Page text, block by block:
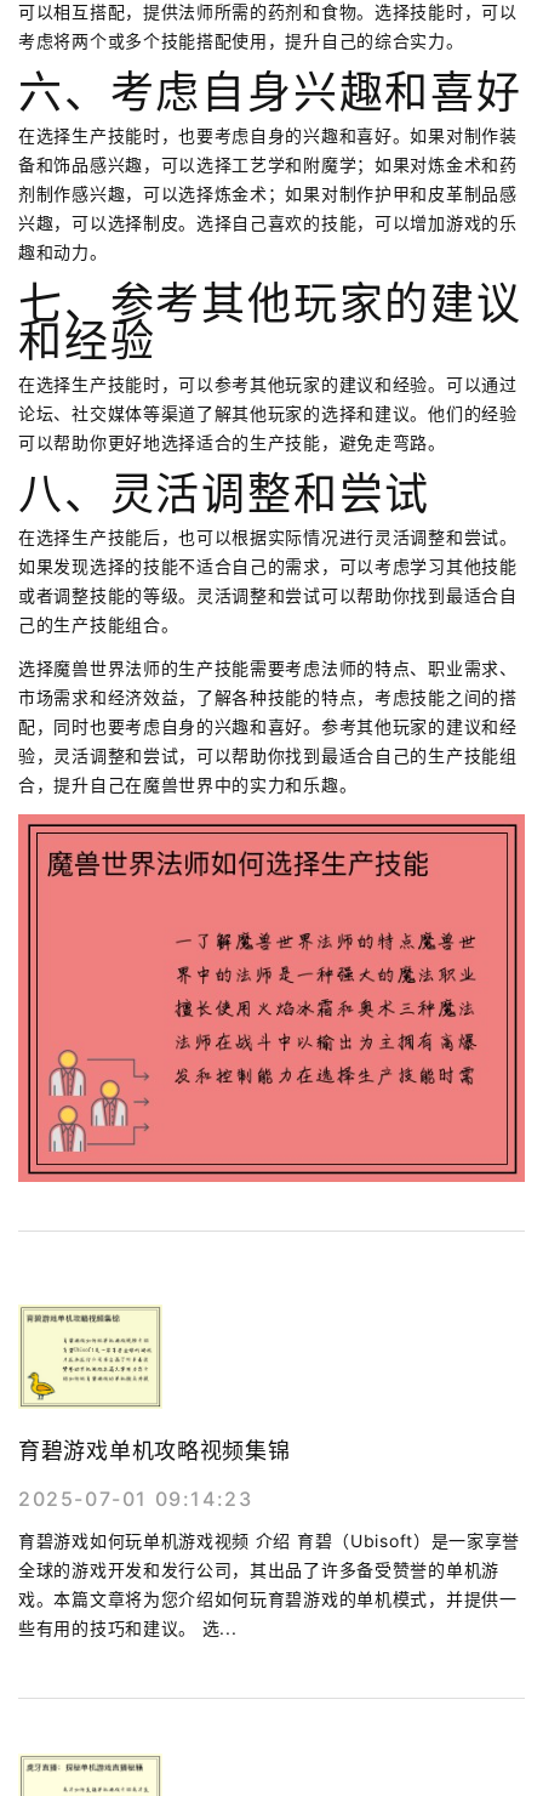
可以相互搭配，提供法师所需的药剂和食物。选择技能时，可以
考虑将两个或多个技能搭配使用，提升自己的综合实力。
六、考虑自身兴趣和喜好
在选择生产技能时，也要考虑自身的兴趣和喜好。如果对制作装
备和饰品感兴趣，可以选择工艺学和附魔学；如果对炼金术和药
剂制作感兴趣，可以选择炼金术；如果对制作护甲和皮革制品感
兴趣，可以选择制皮。选择自己喜欢的技能，可以增加游戏的乐
趣和动力。
七、参考其他玩家的建议
和经验
在选择生产技能时，可以参考其他玩家的建议和经验。可以通过
论坛、社交媒体等渠道了解其他玩家的选择和建议。他们的经验
可以帮助你更好地选择适合的生产技能，避免走弯路。
八、灵活调整和尝试
在选择生产技能后，也可以根据实际情况进行灵活调整和尝试。
如果发现选择的技能不适合自己的需求，可以考虑学习其他技能
或者调整技能的等级。灵活调整和尝试可以帮助你找到最适合自
己的生产技能组合。
选择魔兽世界法师的生产技能需要考虑法师的特点、职业需求、
市场需求和经济效益，了解各种技能的特点，考虑技能之间的搭
配，同时也要考虑自身的兴趣和喜好。参考其他玩家的建议和经
验，灵活调整和尝试，可以帮助你找到最适合自己的生产技能组
合，提升自己在魔兽世界中的实力和乐趣。
育碧游戏单机攻略视频集锦
2025-07-01 09:14:23
育碧游戏如何玩单机游戏视频 介绍 育碧（Ubisoft）是一家享誉
全球的游戏开发和发行公司，其出品了许多备受赞誉的单机游
戏。本篇文章将为您介绍如何玩育碧游戏的单机模式，并提供一
些有用的技巧和建议。 选...